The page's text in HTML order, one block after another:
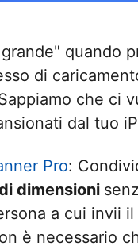
quando
di
che ci
dal tuo
Pro:
dimensioni
a cui invii il
è necessario